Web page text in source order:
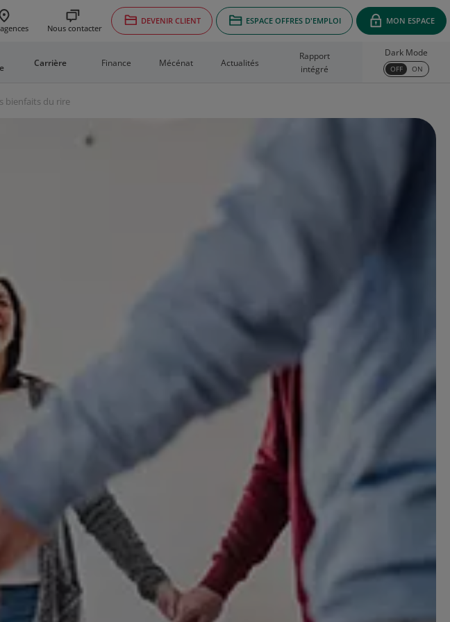
Nous contacter
DEVENIR CLIENT ESPACE OFFRES D'EMPLOI MON ESPACE
Carrière Finance Mécénat Actualités
Rapport
intégré
Dark Mode
OFF ON
bienfaits du rire